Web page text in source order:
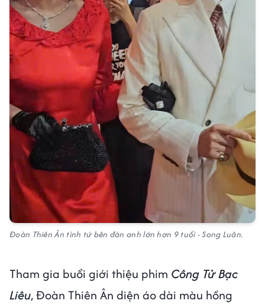
Đoàn Thiên Ân tình tứ bên đàn anh lớn hơn 9 tuổi - Song Luân.
Tham gia buổi giới thiệu phim Công Tử Bạc
Liêu, Đoàn Thiên Ân diện áo dài màu hồng